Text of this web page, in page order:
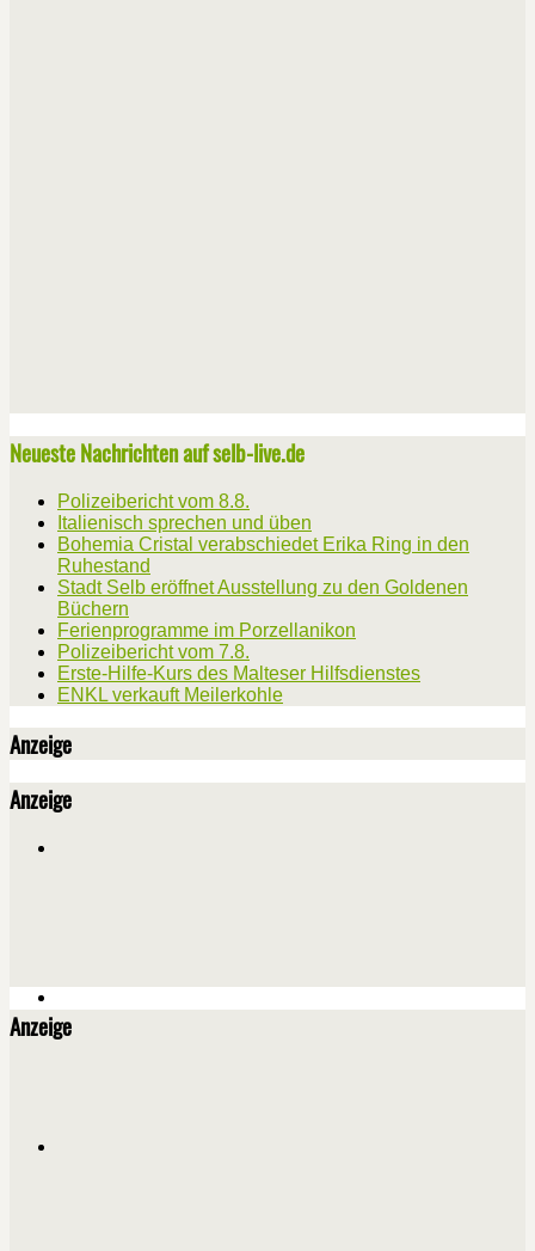
Neueste Nachrichten auf selb-live.de
Polizeibericht vom 8.8.
Italienisch sprechen und üben
Bohemia Cristal verabschiedet Erika Ring in den
Ruhestand
Stadt Selb eröffnet Ausstellung zu den Goldenen
Büchern
Ferienprogramme im Porzellanikon
Polizeibericht vom 7.8.
Erste-Hilfe-Kurs des Malteser Hilfsdienstes
ENKL verkauft Meilerkohle
Anzeige
Anzeige
Anzeige